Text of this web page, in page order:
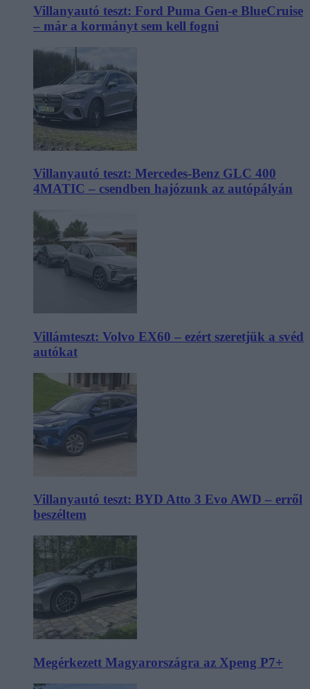
Villanyautó teszt: Ford Puma Gen-e BlueCruise
– már a kormányt sem kell fogni
Villanyautó teszt: Mercedes-Benz GLC 400
4MATIC – csendben hajózunk az autópályán
Villámteszt: Volvo EX60 – ezért szeretjük a svéd
autókat
Villanyautó teszt: BYD Atto 3 Evo AWD – erről
beszéltem
Megérkezett Magyarországra az Xpeng P7+